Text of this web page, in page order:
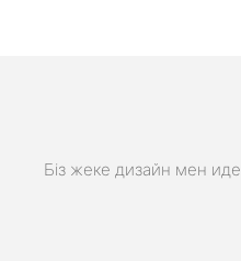
Біз жеке дизайн мен